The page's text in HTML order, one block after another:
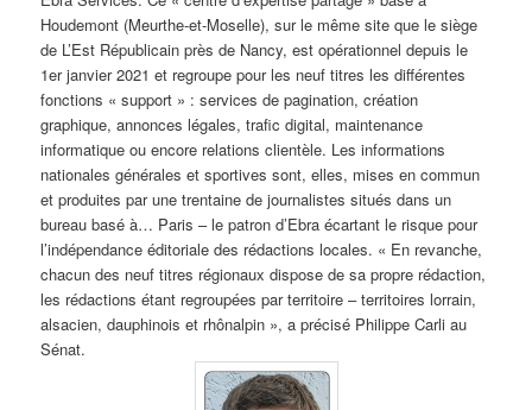
Houdemont (Meurthe-et-Moselle), sur le même site que le siège
de L’Est Républicain près de Nancy, est opérationnel depuis le
1er janvier 2021 et regroupe pour les neuf titres les différentes
fonctions « support » : services de pagination, création
graphique, annonces légales, trafic digital, maintenance
informatique ou encore relations clientèle. Les informations
nationales générales et sportives sont, elles, mises en commun
et produites par une trentaine de journalistes situés dans un
bureau basé à… Paris – le patron d’Ebra écartant le risque pour
l’indépendance éditoriale des rédactions locales. « En revanche,
chacun des neuf titres régionaux dispose de sa propre rédaction,
les rédactions étant regroupées par territoire – territoires lorrain,
alsacien, dauphinois et rhônalpin », a précisé Philippe Carli au
Sénat.